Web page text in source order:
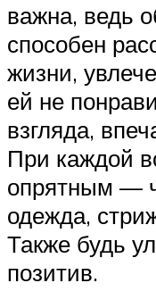
важна, ведь
способен
жизни,
ей не
взгляда,
При каждой
опрятным —
одежда,
Также будь
позитив.